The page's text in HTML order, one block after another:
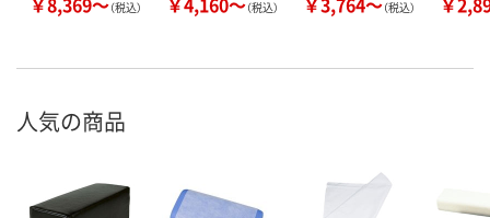
（税込） （税込） （税込）
人気の商品